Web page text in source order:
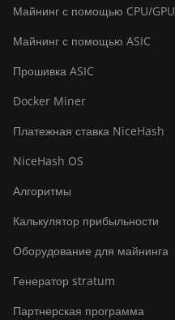
Майнинг с помощью CPU/GPU
Майнинг с помощью ASIC
Прошивка ASIC
Docker Miner
Платежная ставка NiceHash
NiceHash OS
Алгоритмы
Калькулятор прибыльности
Оборудование для майнинга
Генератор stratum
Партнерская программа